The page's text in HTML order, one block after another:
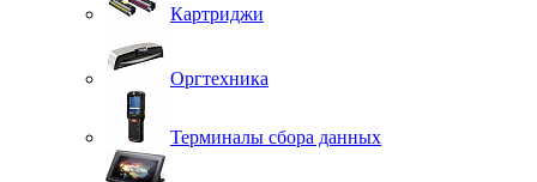
Картриджи
Оргтехника
Терминалы сбора данных